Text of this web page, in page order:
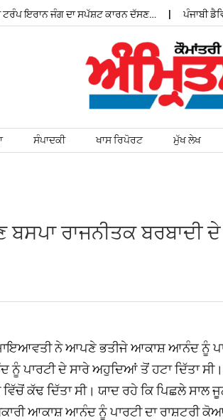
ਇਰਾਨ ਜੰਗ ਦਾ ਸਪੱਸ਼ਟ ਕਾਰਨ ਦੱਸਣ… ਪੰਜਾਬੀ
ਸੰਪਾਦਕੀ ਖਾਸ ਰਿਪੋਰਟ ਮੁੱਖ ਲੇਖ
ਰਾਜਨੀਤਕ ਬਰਬਾਦੀ
ਨੇ ਆਪਣੇ ਭਤੀਜੇ ਆਕਾਸ਼ ਆਨੰਦ ਨੂੰ
ਪਾਰਟੀ ਦੇ ਸਾਰੇ ਅਹੁਦਿਆਂ ਤੋਂ ਹਟਾ ਦਿੱਤਾ
ਵਿੱਚੋਂ ਕੱਢ ਦਿੱਤਾ ਸੀ। ਯਾਦ ਰਹੇ ਕਿ ਪਿਛਲੇ
ਆਕਾਸ਼ ਆਨੰਦ ਨੂੰ ਪਾਰਟੀ ਦਾ ਰਾਸ਼ਟਰੀ